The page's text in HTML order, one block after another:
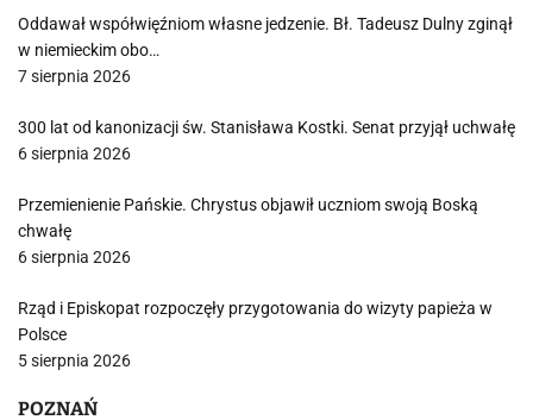
Oddawał współwięźniom własne jedzenie. Bł. Tadeusz Dulny zginął
w niemieckim obo…
7 sierpnia 2026
300 lat od kanonizacji św. Stanisława Kostki. Senat przyjął uchwałę
6 sierpnia 2026
Przemienienie Pańskie. Chrystus objawił uczniom swoją Boską
chwałę
6 sierpnia 2026
Rząd i Episkopat rozpoczęły przygotowania do wizyty papieża w
Polsce
5 sierpnia 2026
POZNAŃ